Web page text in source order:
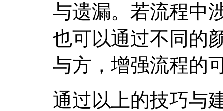
与遗漏。若流程中
也可以通过不同的
与方，增强流程的
通过以上的技巧与